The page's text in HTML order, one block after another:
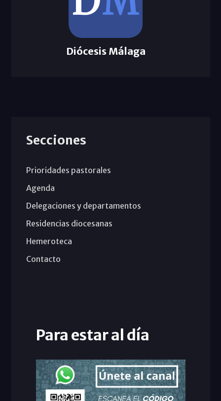
Diócesis Málaga
Secciones
Prioridades pastorales
Agenda
Delegaciones y departamentos
Residencias diocesanas
Hemeroteca
Contacto
Para estar al día